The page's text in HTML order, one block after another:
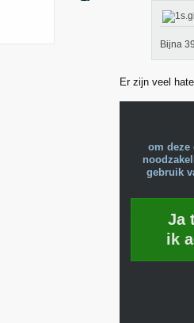
Bijna
Er zijn veel
om deze
gebruik
Ja
ik